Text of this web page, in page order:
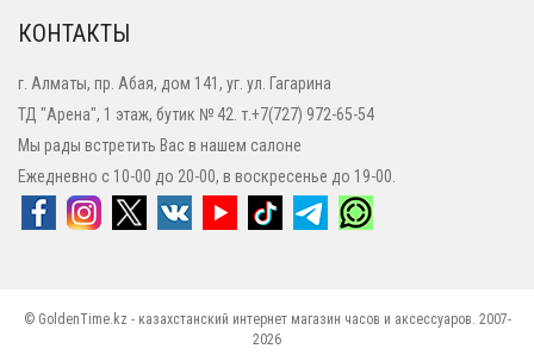
КОНТАКТЫ
г. Алматы, пр. Абая, дом 141, уг. ул. Гагарина
ТД "Арена", 1 этаж, бутик № 42. т.+7(727) 972-65-54
Мы рады встретить Вас в нашем салоне
Ежедневно с 10-00 до 20-00, в воскресенье до 19-00.
© GoldenTime.kz - казахстанский интернет магазин часов и аксессуаров. 2007-
2026